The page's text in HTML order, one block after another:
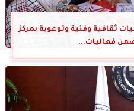
ثقافية وفنية وتوعوية بمركز
ضمن فعاليات...